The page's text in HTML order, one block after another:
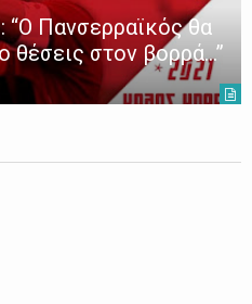
“Ο Πανσερραϊκός θα
θέσεις στον βορρά…”